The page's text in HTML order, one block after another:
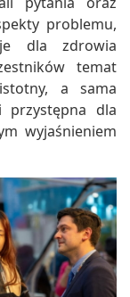
problemu,
dla zdrowia
temat
a sama
dla
wyjaśnieniem